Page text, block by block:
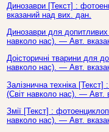
Динозаври [Текст] :
вказаний над вих. дан.
Динозаври для
навколо нас). — Авт.
Доісторичні тварини для
навколо нас). — Авт.
Залізнична техніка
(Світ навколо нас). — Авт.
Змії [Текст] :
навколо нас). — Авт.